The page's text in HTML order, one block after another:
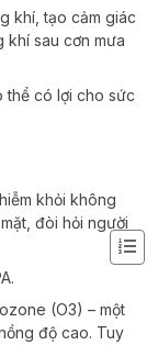
khí, tạo cảm giác
khí sau cơn mưa
thể có lợi cho sức
khỏi không
đòi hỏi người
(O3) – một
độ cao. Tuy